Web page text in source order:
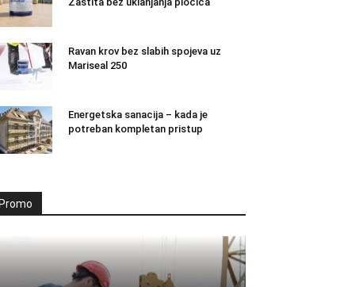
Ravan krov bez slabih spojeva uz
Mariseal 250
Energetska sanacija – kada je
potreban kompletan pristup
Promo